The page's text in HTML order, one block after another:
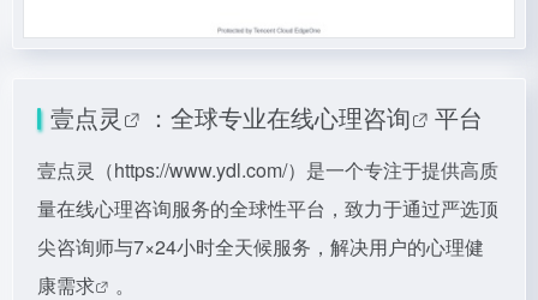
壹点灵 ：全球专业在线心理咨询 平台
壹点灵（https://www.ydl.com/）是一个专注于提供高质
量在线心理咨询服务的全球性平台，致力于通过严选顶
尖咨询师与7×24小时全天候服务，解决用户的心理健
康需求
。